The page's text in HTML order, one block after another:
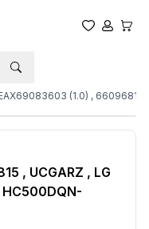
Favorilerim
Hesabım
(1.0) , 66096815
, UCGARZ , LG